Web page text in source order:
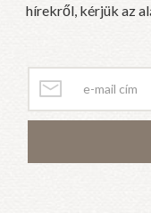
hírekről, kérjük az